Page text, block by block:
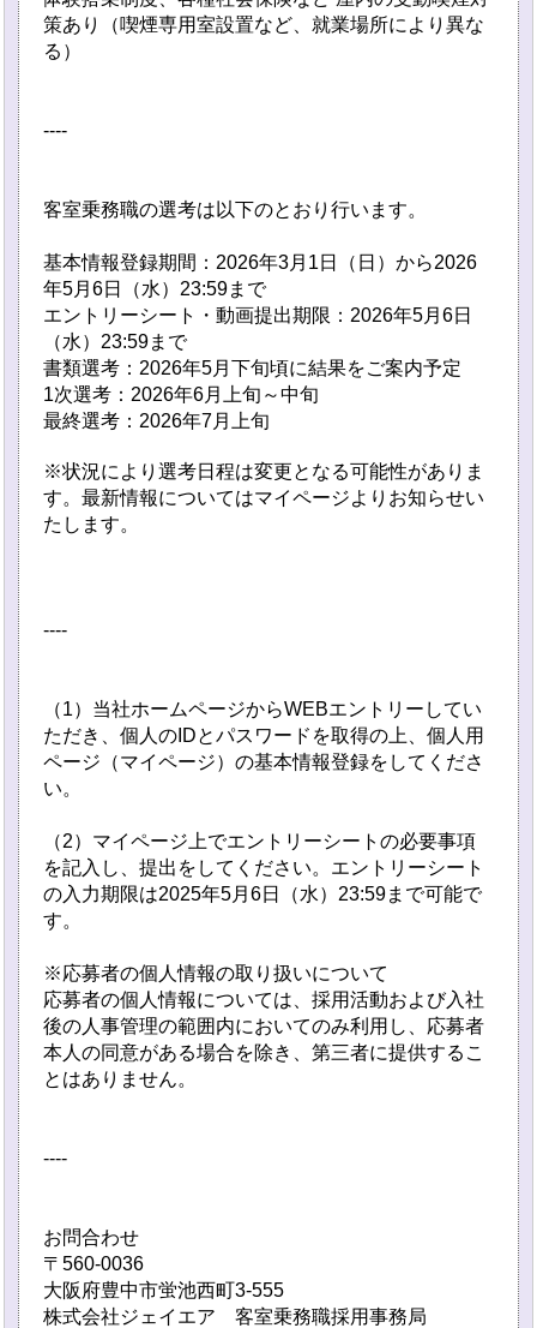
策あり（喫煙専用室設置など、就業場所により異な
る）
----
客室乗務職の選考は以下のとおり行います。
基本情報登録期間：2026年3月1日（日）から2026
年5月6日（水）23:59まで
エントリーシート・動画提出期限：2026年5月6日
（水）23:59まで
書類選考：2026年5月下旬頃に結果をご案内予定
1次選考：2026年6月上旬～中旬
最終選考：2026年7月上旬
※状況により選考日程は変更となる可能性がありま
す。最新情報についてはマイページよりお知らせい
たします。
----
（1）当社ホームページからWEBエントリーしてい
ただき、個人のIDとパスワードを取得の上、個人用
ページ（マイページ）の基本情報登録をしてくださ
い。
（2）マイページ上でエントリーシートの必要事項
を記入し、提出をしてください。エントリーシート
の入力期限は2025年5月6日（水）23:59まで可能で
す。
※応募者の個人情報の取り扱いについて
応募者の個人情報については、採用活動および入社
後の人事管理の範囲内においてのみ利用し、応募者
本人の同意がある場合を除き、第三者に提供するこ
とはありません。
----
お問合わせ
〒560-0036
大阪府豊中市蛍池西町3-555
株式会社ジェイエア 客室乗務職採用事務局